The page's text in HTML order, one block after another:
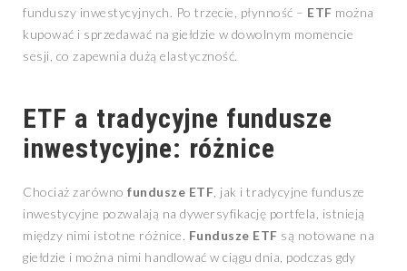
funduszy inwestycyjnych. Po trzecie, płynność – ETF można
kupować i sprzedawać na giełdzie w dowolnym momencie
sesji, co zapewnia dużą elastyczność.
ETF a tradycyjne fundusze
inwestycyjne: różnice
Chociaż zarówno fundusze ETF , jak i tradycyjne fundusze
inwestycyjne pozwalają na dywersyfikację portfela, istnieją
między nimi istotne różnice. Fundusze ETF są notowane na
giełdzie i można nimi handlować w ciągu dnia, podczas gdy